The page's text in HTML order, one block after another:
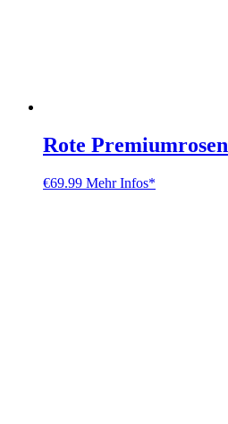
Rote Premiumrosen
€69.99 Mehr Infos*